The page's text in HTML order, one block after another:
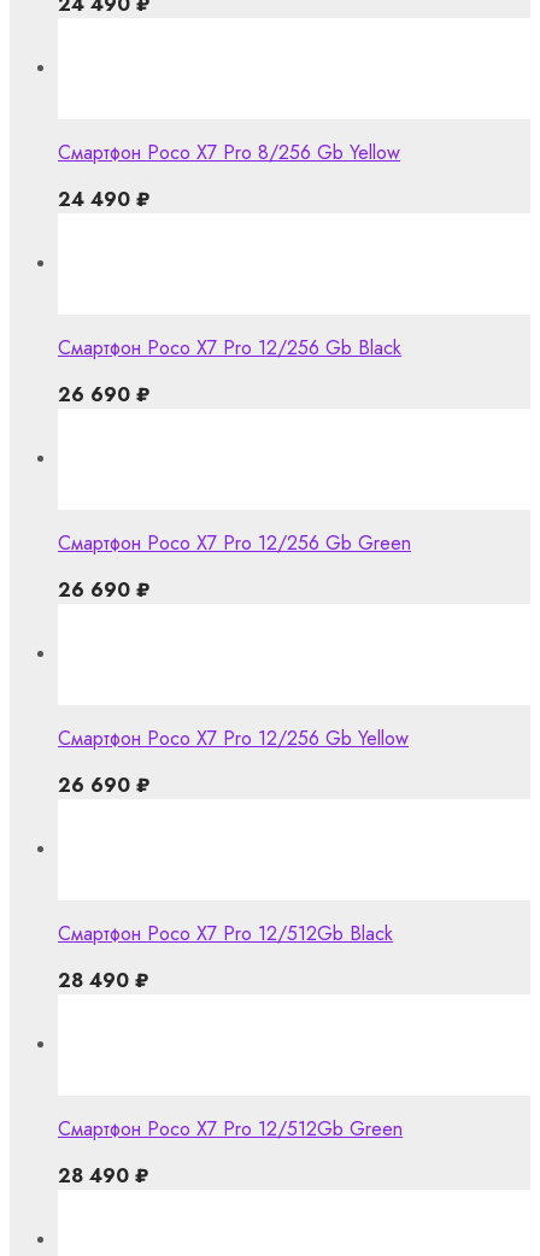
Смартфон Poco X7 Pro 8/256 Gb Yellow
24 490 ₽
Смартфон Poco X7 Pro 12/256 Gb Black
26 690 ₽
Смартфон Poco X7 Pro 12/256 Gb Green
26 690 ₽
Смартфон Poco X7 Pro 12/256 Gb Yellow
26 690 ₽
Смартфон Poco X7 Pro 12/512Gb Black
28 490 ₽
Смартфон Poco X7 Pro 12/512Gb Green
28 490 ₽